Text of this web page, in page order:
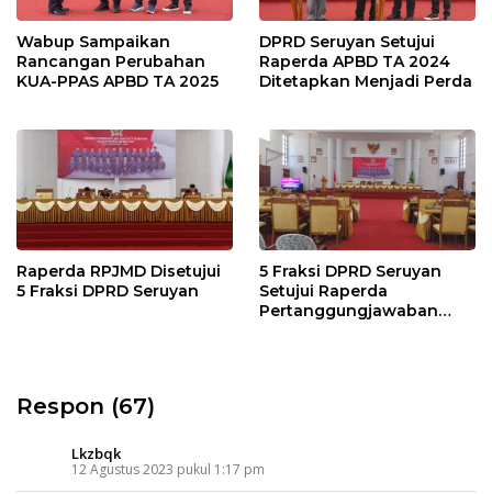
Wabup Sampaikan
Rancangan Perubahan
KUA-PPAS APBD TA 2025
DPRD Seruyan Setujui
Raperda APBD TA 2024
Ditetapkan Menjadi Perda
Raperda RPJMD Disetujui
5 Fraksi DPRD Seruyan
5 Fraksi DPRD Seruyan
Setujui Raperda
Pertanggungjawaban
Respon (67)
Lkzbqk
12 Agustus 2023 pukul 1:17 pm